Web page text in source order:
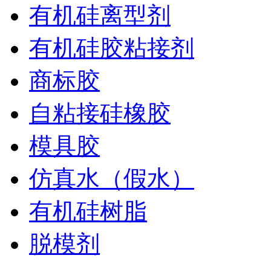
有机硅离型剂
有机硅胶粘接剂
商标胶
自粘接硅橡胶
模具胶
仿真水（假水）
有机硅树脂
脱模剂